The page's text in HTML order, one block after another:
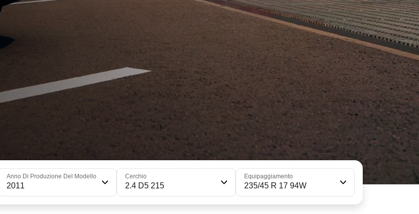
Anno Di Produzione Del Modello
2011
Cerchio
2.4 D5 215
Equipaggiamento
235/45 R 17 94W